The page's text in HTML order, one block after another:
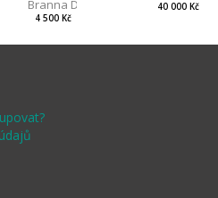
Branna Dorota
4 500 Kč
40 000 Kč